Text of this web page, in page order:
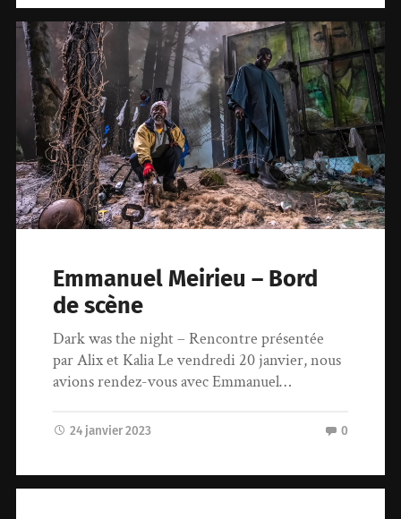
Emmanuel Meirieu – Bord
de scène
Dark was the night – Rencontre présentée
par Alix et Kalia Le vendredi 20 janvier, nous
avions rendez-vous avec Emmanuel…
24 janvier 2023 0